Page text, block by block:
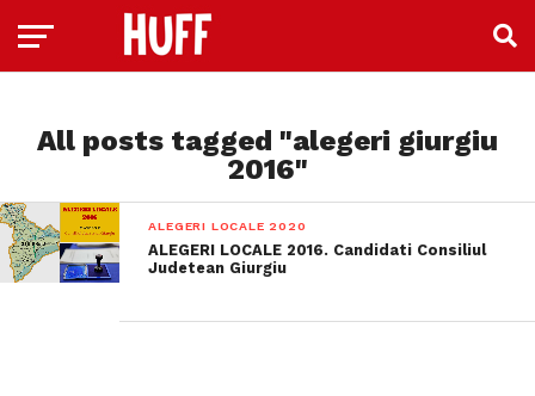
All posts tagged "alegeri giurgiu
2016"
ALEGERI LOCALE 2020
ALEGERI LOCALE 2016. Candidati Consiliul
Judetean Giurgiu